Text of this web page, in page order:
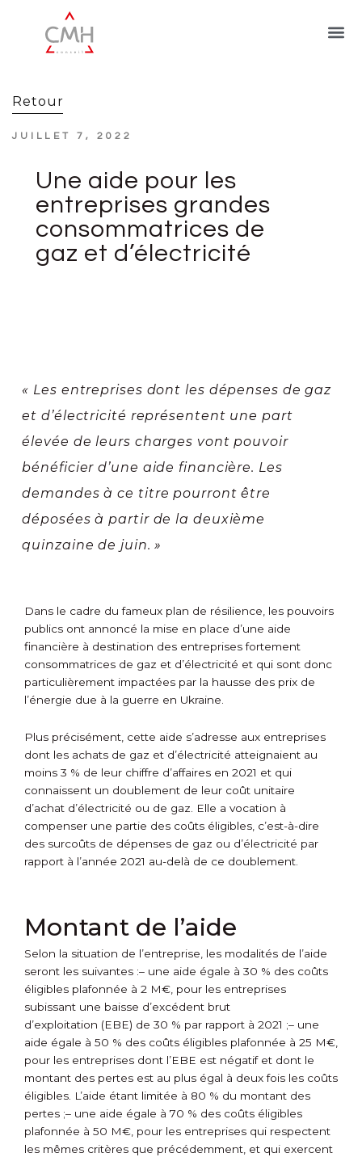
Retour
JUILLET 7, 2022
Une aide pour les
entreprises grandes
consommatrices de
gaz et d’électricité
« Les entreprises dont les dépenses de gaz
et d’électricité représentent une part
élevée de leurs charges vont pouvoir
bénéficier d’une aide financière. Les
demandes à ce titre pourront être
déposées à partir de la deuxième
quinzaine de juin. »
Dans le cadre du fameux plan de résilience, les pouvoirs
publics ont annoncé la mise en place d’une aide
financière à destination des entreprises fortement
consommatrices de gaz et d’électricité et qui sont donc
particulièrement impactées par la hausse des prix de
l’énergie due à la guerre en Ukraine.
Plus précisément, cette aide s’adresse aux entreprises
dont les achats de gaz et d’électricité atteignaient au
moins 3 % de leur chiffre d’affaires en 2021 et qui
connaissent un doublement de leur coût unitaire
d’achat d’électricité ou de gaz. Elle a vocation à
compenser une partie des coûts éligibles, c’est-à-dire
des surcoûts de dépenses de gaz ou d’électricité par
rapport à l’année 2021 au-delà de ce doublement.
Montant de l’aide
Selon la situation de l’entreprise, les modalités de l’aide
seront les suivantes :– une aide égale à 30 % des coûts
éligibles plafonnée à 2 M€, pour les entreprises
subissant une baisse d’excédent brut
d’exploitation (EBE) de 30 % par rapport à 2021 ;– une
aide égale à 50 % des coûts éligibles plafonnée à 25 M€,
pour les entreprises dont l’EBE est négatif et dont le
montant des pertes est au plus égal à deux fois les coûts
éligibles. L’aide étant limitée à 80 % du montant des
pertes ;– une aide égale à 70 % des coûts éligibles
plafonnée à 50 M€, pour les entreprises qui respectent
les mêmes critères que précédemment, et qui exercent